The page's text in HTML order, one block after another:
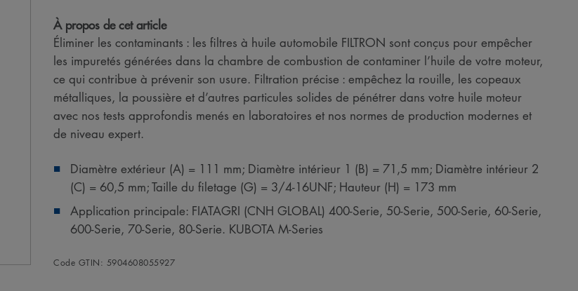
À propos de cet article
Éliminer les contaminants : les filtres à huile automobile FILTRON sont conçus pour empêcher
les impuretés générées dans la chambre de combustion de contaminer l’huile de votre moteur,
ce qui contribue à prévenir son usure. Filtration précise : empêchez la rouille, les copeaux
métalliques, la poussière et d’autres particules solides de pénétrer dans votre huile moteur
avec nos tests approfondis menés en laboratoires et nos normes de production modernes et
de niveau expert.
Diamètre extérieur (A) = 111 mm; Diamètre intérieur 1 (B) = 71,5 mm; Diamètre intérieur 2
(C) = 60,5 mm; Taille du filetage (G) = 3/4-16UNF; Hauteur (H) = 173 mm
Application principale: FIATAGRI (CNH GLOBAL) 400-Serie, 50-Serie, 500-Serie, 60-Serie,
600-Serie, 70-Serie, 80-Serie. KUBOTA M-Series
Code GTIN: 5904608055927